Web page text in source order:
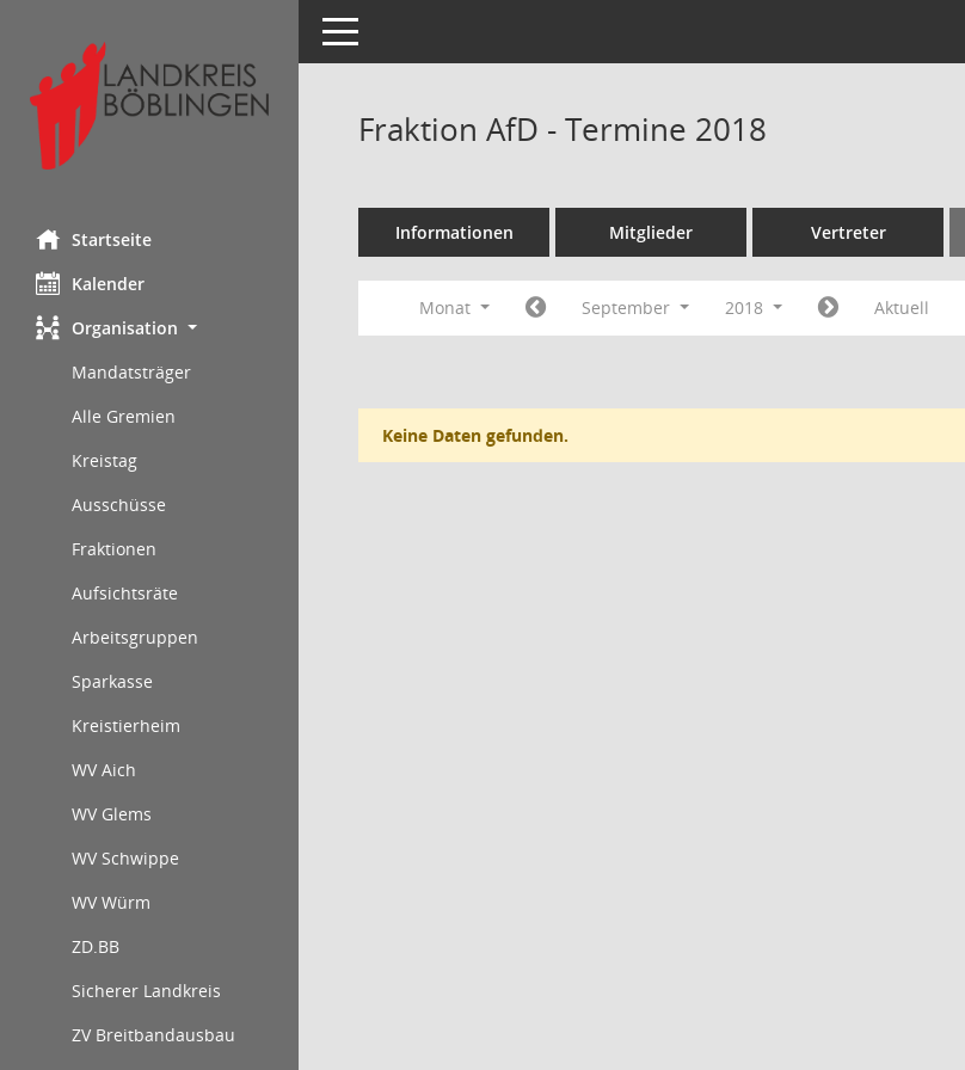
Startseite
Kalender
Organisation
Mandatsträger
Alle Gremien
Kreistag
Ausschüsse
Fraktionen
Aufsichtsräte
Arbeitsgruppen
Sparkasse
Kreistierheim
WV Aich
WV Glems
WV Schwippe
WV Würm
ZD.BB
Sicherer Landkreis
ZV Breitbandausbau
Toggle navigation
Fraktion AfD - Termine 2018
Informationen Mitglieder Vertreter
Monat September 2018 Aktuell
Keine Daten gefunden.